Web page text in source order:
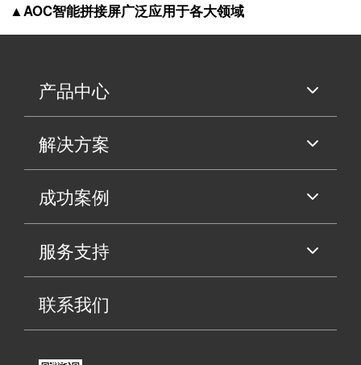
▲AOC智能拼接屏广泛应用于各大领域
产品中心
解决方案
成功案例
服务支持
联系我们